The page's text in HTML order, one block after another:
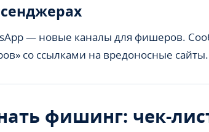
— новые каналы для фишеров.
со ссылками на вредоносные сайты.
фишинг: чек-